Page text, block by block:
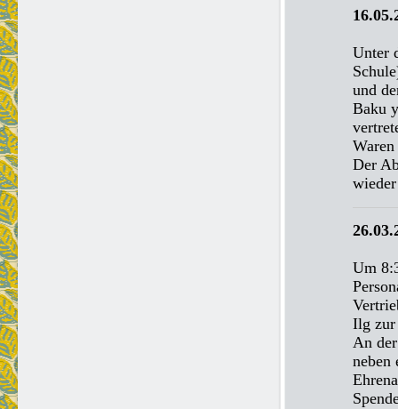
Unter
und
Baku
Waren
Der
Um
Ilg zur
An
neben